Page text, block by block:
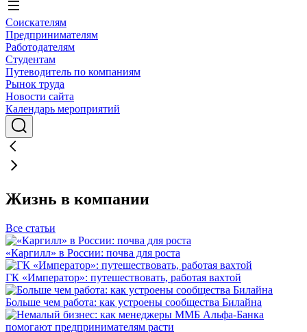
Соискателям
Предпринимателям
Работодателям
Студентам
Путеводитель по компаниям
Рынок труда
Новости сайта
Календарь мероприятий
Жизнь в компании
Все статьи
«Каргилл» в России: почва для роста
ГК «Император»: путешествовать, работая вахтой
Больше чем работа: как устроены сообщества Билайна